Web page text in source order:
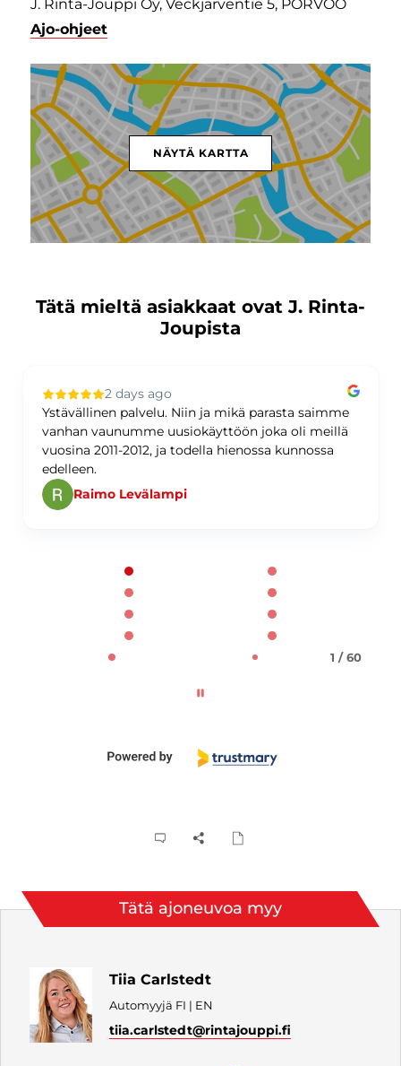
J. Rinta-Jouppi Oy, Veckjärventie 5, PORVOO
Ajo-ohjeet
NÄYTÄ KARTTA
Tätä mieltä asiakkaat ovat J. Rinta-
Joupista
2 days ago
Ystävällinen palvelu. Niin ja mikä parasta saimme
vanhan vaunumme uusiokäyttöön joka oli meillä
vuosina 2011-2012, ja todella hienossa kunnossa
edelleen.
Raimo Levälampi
1 / 60
Tätä ajoneuvoa myy
Tiia Carlstedt
Automyyjä FI | EN
tiia.carlstedt@rintajouppi.fi